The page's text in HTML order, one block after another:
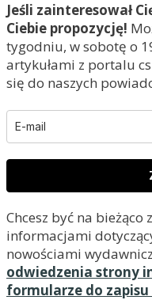
Jeśli zainteresował
Ciebie propozycję!
tygodniu, w sobotę o
artykułami z portalu
się do naszych
Chcesz być na
informacjami
nowościami
odwiedzenia strony
formularze do